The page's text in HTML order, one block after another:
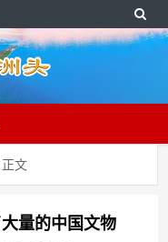
文
量的中国文物